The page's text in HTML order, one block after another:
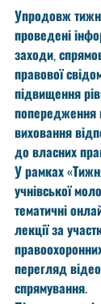
Упродовж
проведені
заходи,
правової
підвищення
попередження
виховання
до власних
У рамках
учнівської
тематичні
лекції за
перегляд
спрямування.